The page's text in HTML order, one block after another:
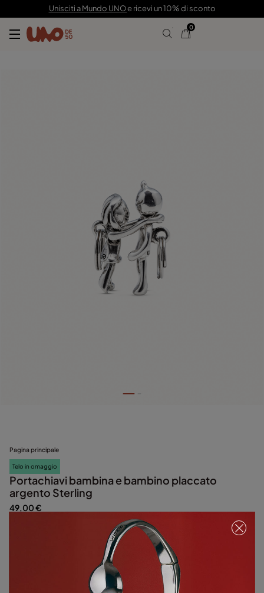
Unisciti a Mundo UNOe ricevi un 10% di sconto
0
Pagina principale
Telo in omaggio
Portachiavi bambina e bambino placcato
argento Sterling
49,00 €
Argent
Telo in omaggio a partire da 120 € di acquisto. Valido fino al 31/08 o fino a
Aggiungi al carrello